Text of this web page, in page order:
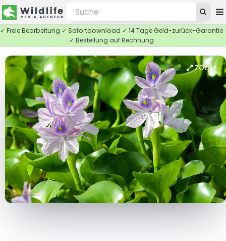
✓ Freie Bearbeitung ✓ Sofortdownload ✓ 14 Tage Geld-zurück-Garantie
✓ Bestellung auf Rechnung
ZOOM